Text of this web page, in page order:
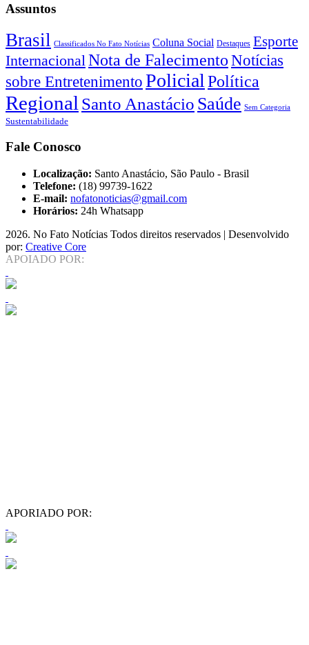
Assuntos
Brasil Classificados No Fato Notícias Coluna Social Destaques Esporte
Internacional Nota de FalecimentoNotícias
sobre EntretenimentoPolicial Política
Regional Santo Anastácio Saúde Sem Categoria
Sustentabilidade
Fale Conosco
Localização: Santo Anastácio, São Paulo - Brasil
Telefone: (18) 99739-1622
E-mail: nofatonoticias@gmail.com
Horários: 24h Whatsapp
2026. No Fato Notícias Todos direitos reservados | Desenvolvido
por: Creative Core
APOIADO POR:
APORIADO POR: